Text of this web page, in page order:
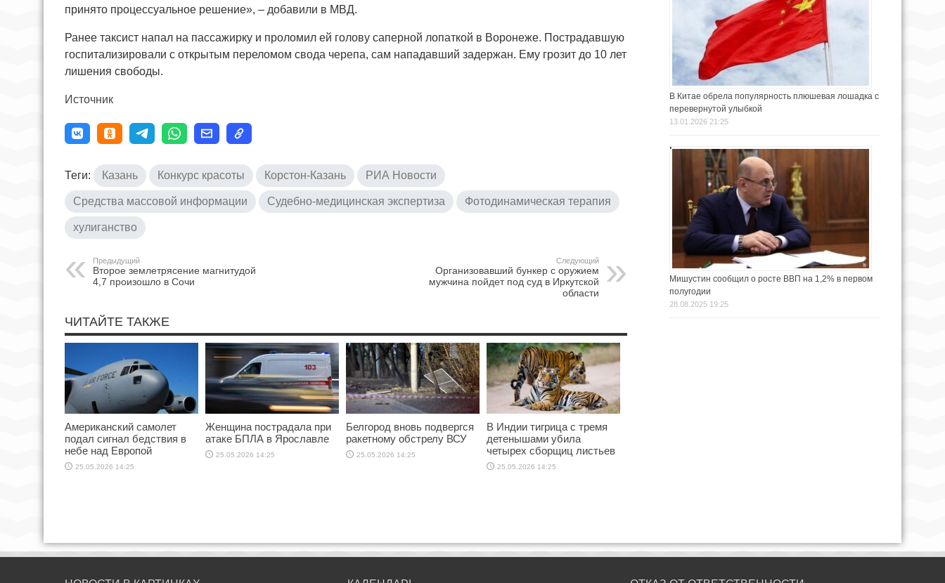
принято процессуальное решение», – добавили в МВД.
Ранее таксист напал на пассажирку и проломил ей голову саперной лопаткой в Воронеже. Пострадавшую
госпитализировали с открытым переломом свода черепа, сам нападавший задержан. Ему грозит до 10 лет
лишения свободы.
Источник
Теги: Казань Конкурс красоты Корстон-Казань РИА Новости
Средства массовой информации Судебно-медицинская экспертиза Фотодинамическая терапия
хулиганство
Предыдущий
Второе землетрясение магнитудой
4,7 произошло в Сочи
Следующий
Организовавший бункер с оружием
мужчина пойдет под суд в Иркутской
области
ЧИТАЙТЕ ТАКЖЕ
Американский самолет
подал сигнал бедствия в
небе над Европой
25.05.2026 14:25
Женщина пострадала при
атаке БПЛА в Ярославле
25.05.2026 14:25
Белгород вновь подвергся
ракетному обстрелу ВСУ
25.05.2026 14:25
В Индии тигрица с тремя
детенышами убила
четырех сборщиц листьев
25.05.2026 14:25
В Китае обрела популярность плюшевая лошадка с
перевернутой улыбкой
13.01.2026 21:25
Мишустин сообщил о росте ВВП на 1,2% в первом
полугодии
28.08.2025 19:25